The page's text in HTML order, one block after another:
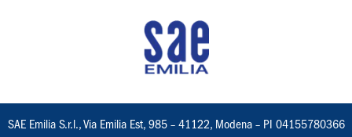
SAE Emilia S.r.l., Via Emilia Est, 985 – 41122, Modena – PI 04155780366